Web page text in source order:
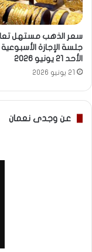
سعر الذهب مستهل
جلسة الإجازة الأسبوعية
الأحد 21 يونيو 2026
21 يونيو 2026
عن وجدى نعمان